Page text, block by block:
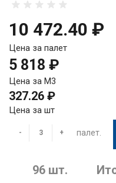
10 472.40 ₽
Цена за палет
5 818 ₽
Цена за М3
327.26 ₽
Цена за шт
- + палет.
96 шт.